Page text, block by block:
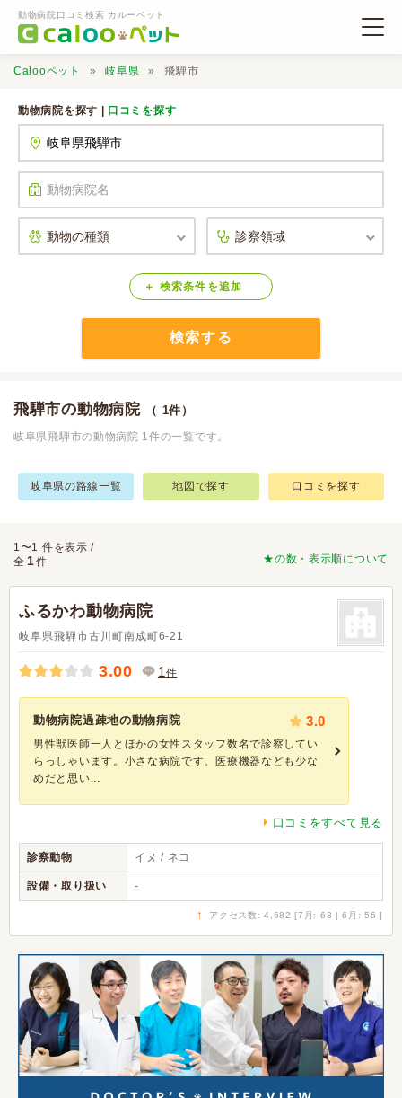
動物病院口コミ検索 カルーペット
口コミ検索
Calooペットとは？
Calooペット 岐阜県 飛騨市
動物病院を探す | 口コミを探す
検索条件 を追加
検索する
飛騨市の動物病院 （ 1件）
岐阜県飛騨市の動物病院 1件の一覧です。
岐阜県の路線一覧 地図で探す 口コミを探す
★の数・表示順について
1〜1 件を表示 /
全 1件
ふるかわ動物病院
岐阜県飛騨市古川町南成町6-21
3.00 1件
動物病院過疎地の動物病院 3.0
男性獣医師一人とほかの女性スタッフ数名で診察してい
らっしゃいます。小さな病院です。医療機器なども少な
めだと思い...
口コミをすべて見る
診察動物 イヌ / ネコ
設備・取り扱い -
↑ アクセス数: 4,682 [7月: 63 | 6月: 56 ]